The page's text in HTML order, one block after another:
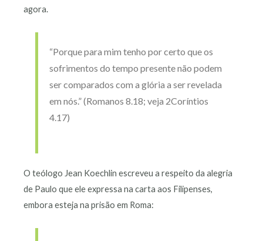
agora.
“Porque para mim tenho por certo que os
sofrimentos do tempo presente não podem
ser comparados com a glória a ser revelada
em nós.” (Romanos 8.18; veja 2Coríntios
4.17)
O teólogo Jean Koechlin escreveu a respeito da alegria
de Paulo que ele expressa na carta aos Filipenses,
embora esteja na prisão em Roma: